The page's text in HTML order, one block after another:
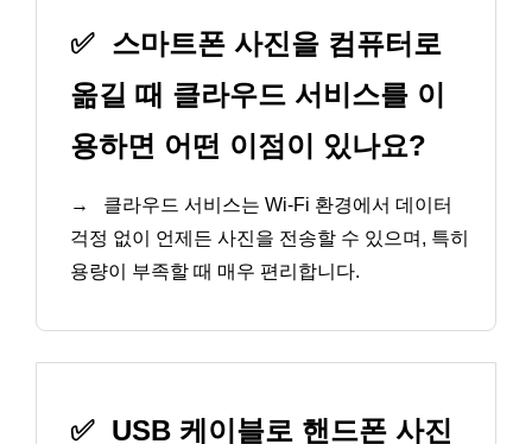
✅ 스마트폰 사진을 컴퓨터로
옮길 때 클라우드 서비스를 이
용하면 어떤 이점이 있나요?
→
클라우드 서비스는 Wi-Fi 환경에서 데이터
걱정 없이 언제든 사진을 전송할 수 있으며, 특히
용량이 부족할 때 매우 편리합니다.
✅ USB 케이블로 핸드폰 사진